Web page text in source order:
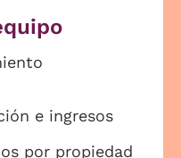
e ingresos
por propiedad